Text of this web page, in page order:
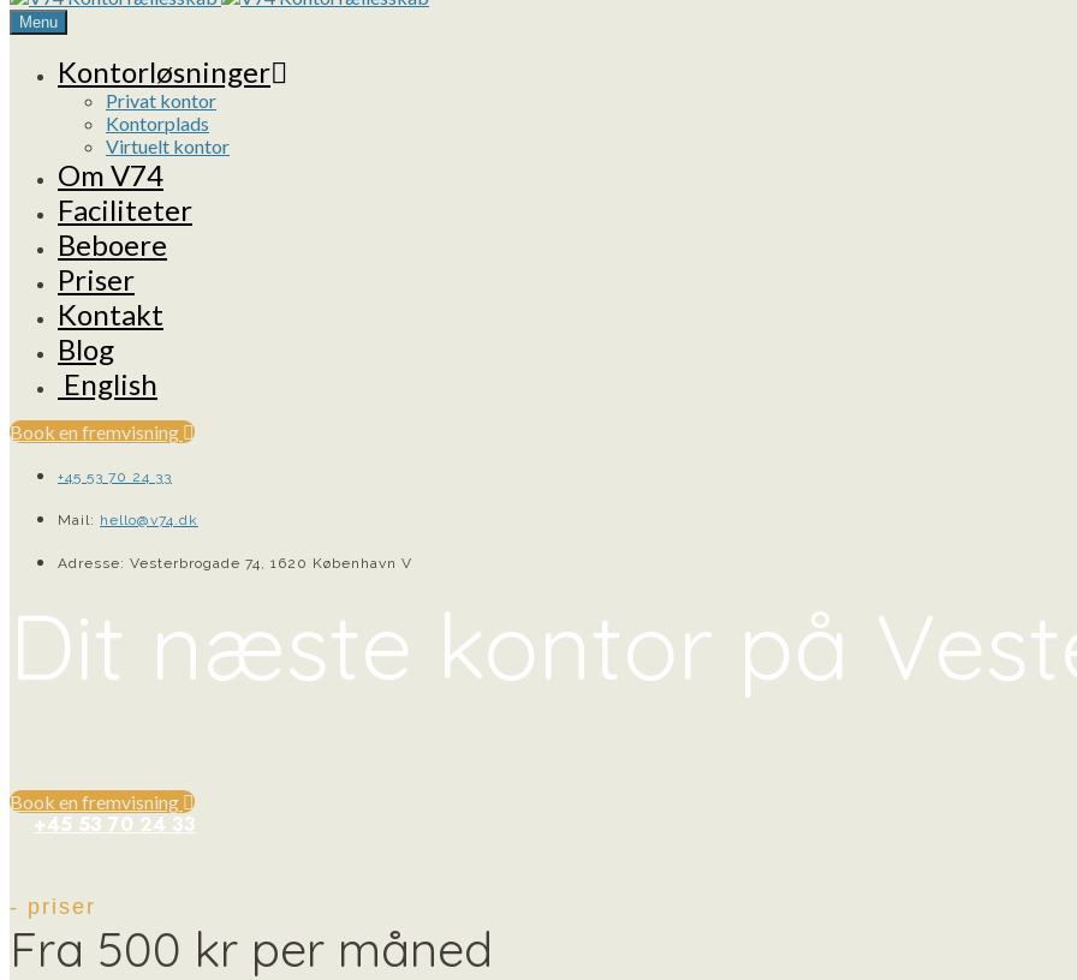
Menu
Kontorløsninger
Privat kontor
Kontorplads
Virtuelt kontor
Om V74
Faciliteter
Beboere
Priser
Kontakt
Blog
English
Book en fremvisning
+45 53 70 24 33
Mail: hello@v74.dk
Adresse: Vesterbrogade 74, 1620 København V
Dit næste kontor på
Book en fremvisning
+45 53 70 24 33
- priser
Fra 500 kr per måned